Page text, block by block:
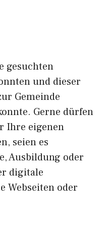
gesuchten
und dieser
Gemeinde
Gerne dürfen
Ihre eigenen
seien es
Ausbildung oder
digitale
Webseiten oder